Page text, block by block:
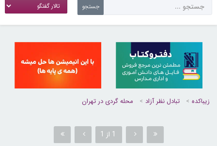
زیباکده تبادل نظر آزاد محله گردی در تهران
1 از 1